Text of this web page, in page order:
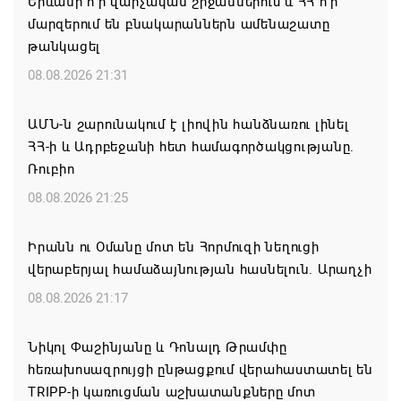
մարզերում են բնակարաններն ամենաշատը
թանկացել
08.08.2026 21:31
ԱՄՆ-ն շարունակում է լիովին հանձնառու լինել
ՀՀ-ի և Ադրբեջանի հետ համագործակցությանը.
Ռուբիո
08.08.2026 21:25
Իրանն ու Օմանը մոտ են Հորմուզի նեղուցի
վերաբերյալ համաձայնության հասնելուն. Արաղչի
08.08.2026 21:17
Նիկոլ Փաշինյանը և Դոնալդ Թրամփը
հեռախոսազրույցի ընթացքում վերահաստատել են
TRIPP-ի կառուցման աշխատանքները մոտ